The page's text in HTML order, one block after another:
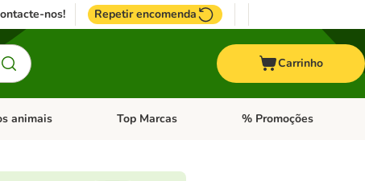
nos! Repetir encomenda
Carrinho
de categoria: Pássaros
animais Abrir menu de categoria: Outros animais
Top Marcas Abrir menu de categoria:
% Promoções